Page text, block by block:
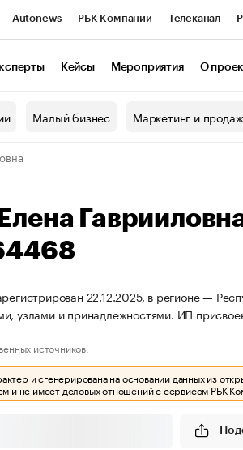
Autonews РБК Компании Телеканал
Кейсы Мероприятия О
Малый бизнес Маркетинг и
22.12.2025, в регионе —
узлами и принадлежностями. ИП
источников.
и сгенерирована на основании данных из
и не имеет деловых отношений с сервисом РБК